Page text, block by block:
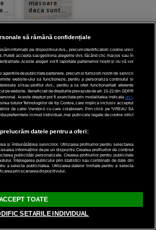
să rămână confidențiale
informații pe dispozitivul dvs., precum identificatorii cookie unici
Puteți accepta sau gestiona alegerile dvs. făcând clic mai jos sau în
Aceste alegeri vor fi raportate partenerilor noștri și nu vă vor
agentiile de publicitate partenere, precum si furnizorii nostri de servicii
website-ului sa functioneze, pentru a personaliza continutul si
si/sau profilul dvs., pentru a va oferi functionalitati aferente
pe website. Beneficiati de drepturile prevazute de art. 15-22 din GDPR
Aceste drepturi pot fi exercitate prin modalitatea indicata aici
tuturor Tehnologiilor de tip Cookie, care implica inclusiv acceptul
de catre Vendor-ii cu care colaboram. Prin click pe “VREAU SA
preferintele in mod individual, mai putin cele legate de cookie strict
datele pentru a oferi:
și îmbunătățirea serviciilor. Utilizarea profilurilor pentru selectarea
informațiilor de pe un dispozitiv. Crearea profilurilor de conținut
publicității personalizate. Crearea profilurilor pentru publicitate
Înțelegerea publicului prin statistici sau combinații de date din
a selecta publicitatea. Utilizarea datelor limitate pentru a selecta
prin scanarea dispozitivului.
ACCEPT TOATE
SETARILE INDIVIDUAL